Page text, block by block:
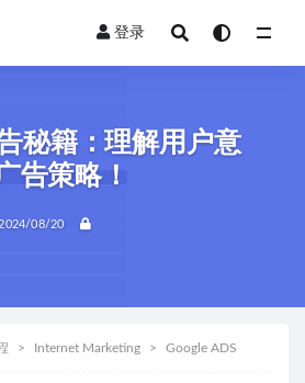
登录
秘籍：理解用户意
告策略！
2024/08/20
Internet Marketing Google ADS